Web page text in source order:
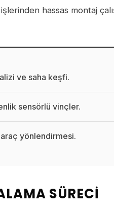
hassas montaj
ve saha keşfi.
sensörlü vinçler.
yönlendirmesi.
SÜRECI